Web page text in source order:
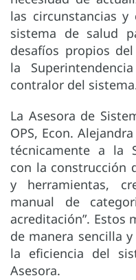
las circunstancias y
sistema de salud
desafíos propios
la
contralor del
La Asesora de
OPS, Econ.
técnicamente a la
con la construcción
y herramientas,
manual de
acreditación”. Estos
de manera sencilla
la eficiencia del
Asesora.